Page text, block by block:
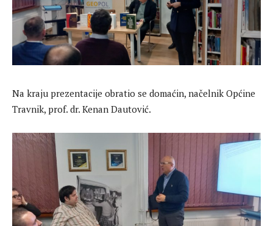
Na kraju prezentacije obratio se domaćin, načelnik Općine
Travnik, prof. dr. Kenan Dautović.